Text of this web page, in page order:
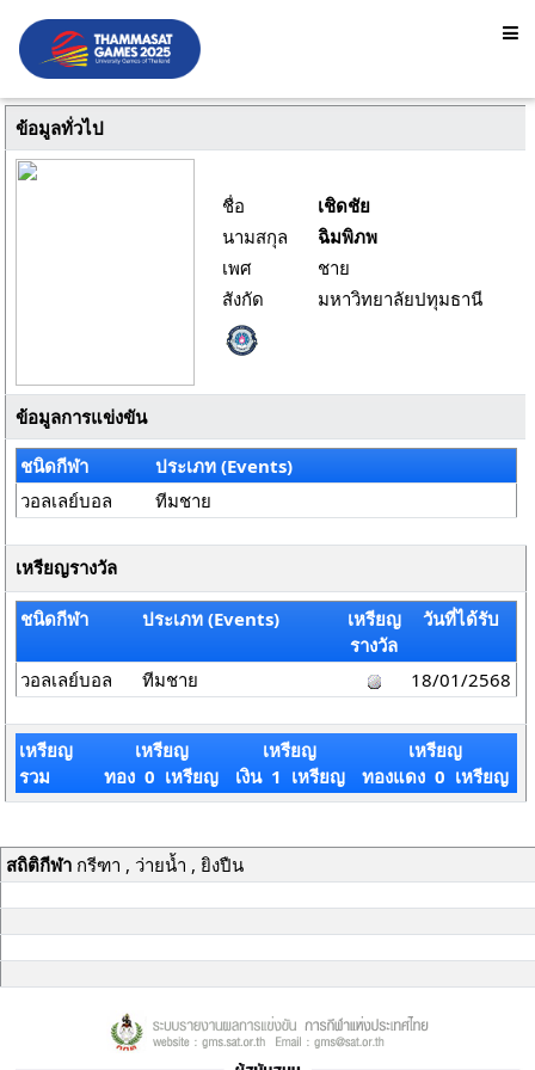
ข้อมูลทั่วไป
ชื่อ
เชิดชัย
นามสกุล
ฉิมพิภพ
เพศ
ชาย
สังกัด
มหาวิทยาลัยปทุมธานี
ข้อมูลการแข่งขัน
ชนิดกีฬา
ประเภท (Events)
วอลเลย์บอล
ทีมชาย
เหรียญรางวัล
ชนิดกีฬา ประเภท (Events)
เหรียญ
รางวัล
วันที่ได้รับ
วอลเลย์บอล ทีมชาย 18/01/2568
เหรียญ
รวม
เหรียญ
ทอง 0 เหรียญ
เหรียญ
เงิน 1 เหรียญ
เหรียญ
ทองแดง 0 เหรียญ
สถิติกีฬากรีฑา , ว่ายน้ำ , ยิงปืน